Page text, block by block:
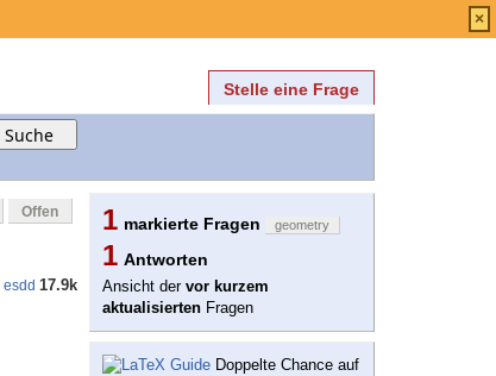
Stelle eine Frage
Offen
esdd 17.9k
1 markierte Fragen geometry
1 Antworten
Ansicht der vor kurzem
aktualisierten Fragen
Doppelte Chance auf
×